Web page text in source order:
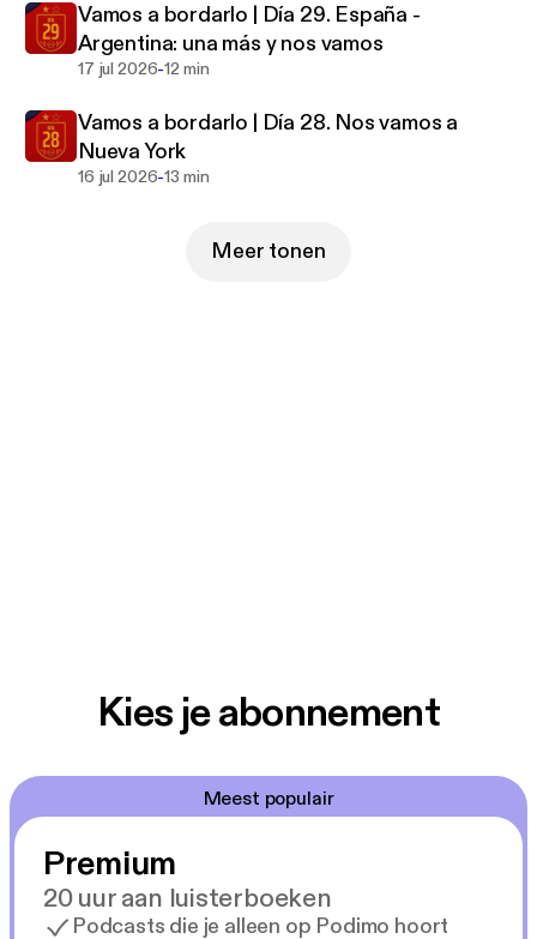
Vamos a bordarlo | Día 29. España -
Argentina: una más y nos vamos
17 jul 2026-12 min
Vamos a bordarlo | Día 28. Nos vamos a
Nueva York
16 jul 2026-13 min
Meer tonen
Kies je abonnement
Meest populair
Premium
20 uur aan luisterboeken
Podcasts die je alleen op Podimo hoort